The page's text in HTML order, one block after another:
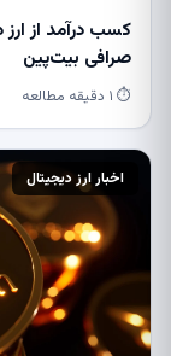
کسب درآمد از
صرافی بیت‌پین
⏱ ۱ دقیقه مطالعه
اخبار ارز دیجیتال